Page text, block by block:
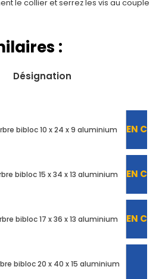
le collier et serrez les vis au couple
:
Désignation
bibloc 10 x 24 x 9 aluminium EN
bibloc 15 x 34 x 13 aluminium EN
bibloc 17 x 36 x 13 aluminium EN
bibloc 20 x 40 x 15 aluminium